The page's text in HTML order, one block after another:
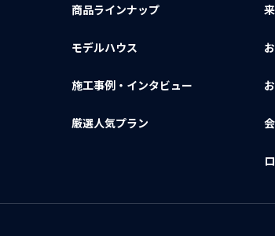
商品ラインナップ
モデルハウス
施工事例・インタビュー
厳選人気プラン